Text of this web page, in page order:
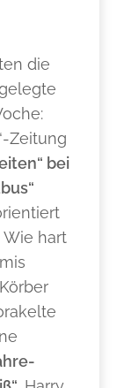
die
Zeitung
bei
Wie hart